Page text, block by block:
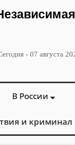
- 07 августа
В России
и криминал